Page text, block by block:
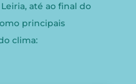
até ao final do
principais
clima: